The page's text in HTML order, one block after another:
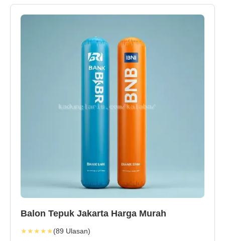
Balon Tepuk Jakarta Harga Murah
★★★★★(89 Ulasan)